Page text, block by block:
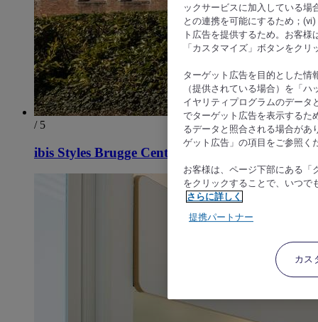
/ 5
ibis Styles Brugge Centrum
ックサービスに加入している場
との連携を可能にするため；
ト広告を提供するため。お客
「カスタマイズ」ボタンをク
ターゲット広告を目的とした情
（提供されている場合）を「
イヤリティプログラムのデータ
でターゲット広告を表示するた
るデータと照合される場合があ
ゲット広告」の項目をご参照く
お客様は、ページ下部にある「
をクリックすることで、いつで
さらに詳しく
提携パートナー
カス